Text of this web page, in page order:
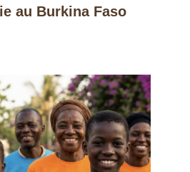
au Burkina Faso